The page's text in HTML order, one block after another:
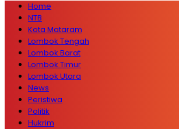
Home
NTB
Kota Mataram
Lombok Tengah
Lombok Barat
Lombok Timur
Lombok Utara
News
Peristiwa
Politik
Hukrim